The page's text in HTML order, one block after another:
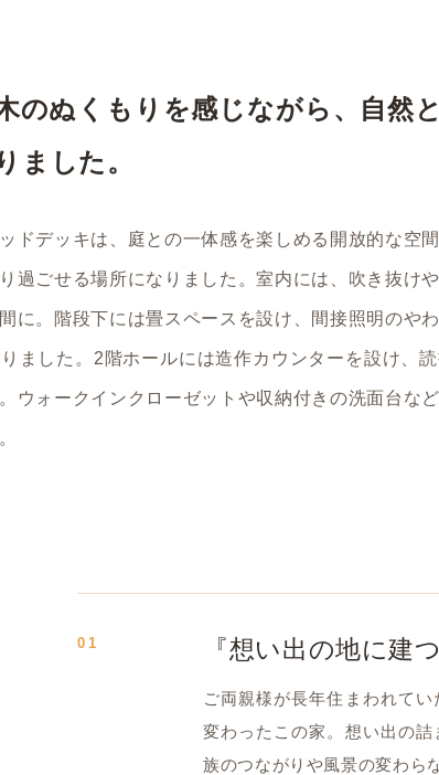
のぬくもりを感じながら、自然
ました。
ドデッキは、庭との一体感を楽しめる開放的な空
過ごせる場所になりました。室内には、吹き抜け
に。階段下には畳スペースを設け、間接照明のや
ました。2階ホールには造作カウンターを設け、
ウォークインクローゼットや収納付きの洗面台な
01 『想い出の地に建
ご両親様が長年住まわれて
変わったこの家。想い出の
族のつながりや風景の変わら